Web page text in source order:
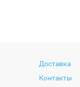
Доставка
Контакты